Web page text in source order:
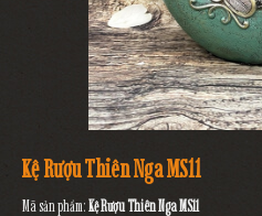
Kệ Rượu Thiên Nga MS11
Mã sản phẩm:Kệ Rượu Thiên Nga MS11